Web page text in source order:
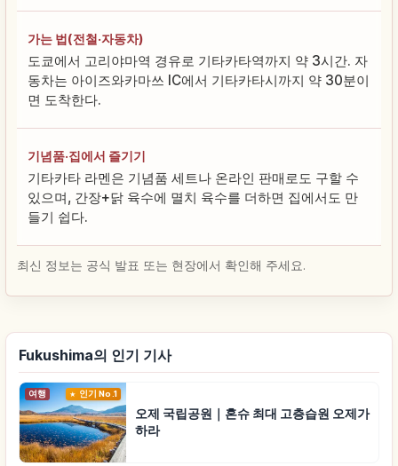
가는 법(전철·자동차)
도쿄에서 고리야마역 경유로 기타카타역까지 약 3시간. 자
동차는 아이즈와카마쓰 IC에서 기타카타시까지 약 30분이
면 도착한다.
기념품·집에서 즐기기
기타카타 라멘은 기념품 세트나 온라인 판매로도 구할 수
있으며, 간장+닭 육수에 멸치 육수를 더하면 집에서도 만
들기 쉽다.
최신 정보는 공식 발표 또는 현장에서 확인해 주세요.
Fukushima의 인기 기사
여행 인기 No.1
오제 국립공원｜혼슈 최대 고층습원 오제가
하라